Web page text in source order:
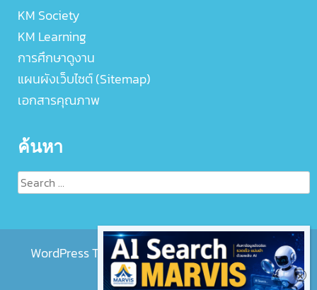
KM Society
KM Learning
การศึกษาดูงาน
แผนผังเว็บไซต์ (Sitemap)
เอกสารคุณภาพ
ค้นหา
Search
for:
WordPress Theme :EightMedi Liteby 8Degree
Themes